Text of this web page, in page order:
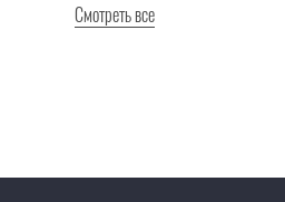
Смотреть все